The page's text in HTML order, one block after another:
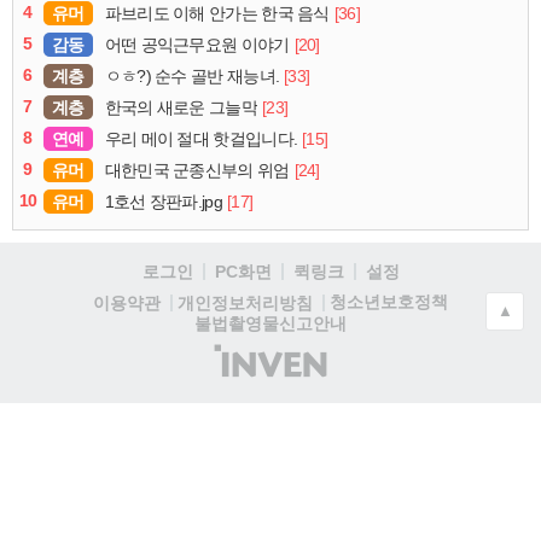
4
유머 파브리도 이해 안가는 한국 음식 [36]
5
감동 어떤 공익근무요원 이야기 [20]
6
계층 ㅇㅎ?) 순수 골반 재능녀. [33]
7
계층 한국의 새로운 그늘막 [23]
8
연예 우리 메이 절대 핫걸입니다. [15]
9
유머 대한민국 군종신부의 위엄 [24]
10
유머 1호선 장판파.jpg [17]
로그인 PC화면 퀵링크
설정
이용약관
개인정보처리방침
청소년보호정책
불법촬영물신고안내
(주)
인
▲